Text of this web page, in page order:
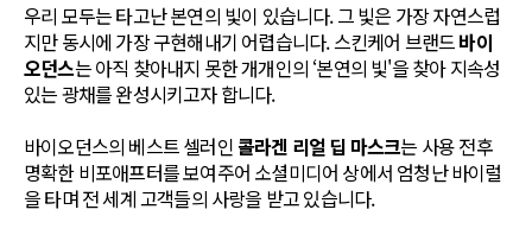
우리 모두는 타고난 본연의 빛이 있습니다. 그 빛은 가장 자연스럽
지만 동시에 가장 구현해내기 어렵습니다. 스킨케어 브랜드바이
오던스는 아직 찾아내지 못한 개개인의 ‘본연의 빛'을 찾아 지속성
있는 광채를 완성시키고자 합니다.
바이오던스의 베스트 셀러인콜라겐 리얼 딥 마스크는 사용 전후
명확한 비포애프터를 보여주어 소셜미디어 상에서 엄청난 바이럴
을 타며 전 세계 고객들의 사랑을 받고 있습니다.